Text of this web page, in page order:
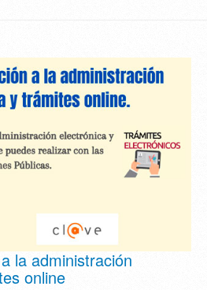
la administración
online